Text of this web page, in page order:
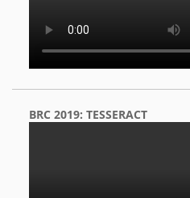
BRC 2019: TESSERACT